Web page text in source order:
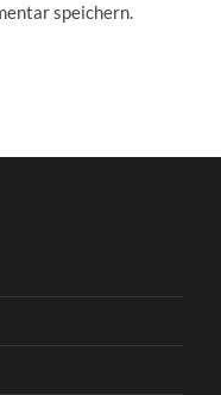
speichern.